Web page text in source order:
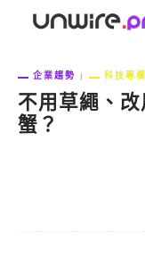
企業趨勢 科技專欄
不用草繩、
蟹？